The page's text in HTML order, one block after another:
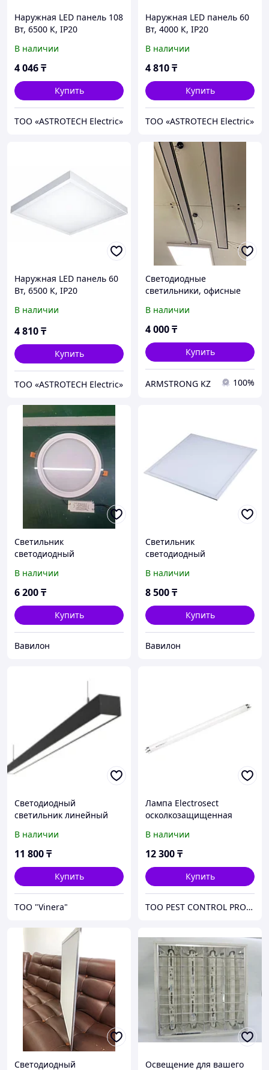
Наружная LED панель 108
Вт, 6500 К, IP20
В наличии
4 046₸
Купить
ТОО «ASTROTECH Electric»
Наружная LED панель 60
Вт, 4000 К, IP20
В наличии
4 810₸
Купить
ТОО «ASTROTECH Electric»
Наружная LED панель 60
Вт, 6500 К, IP20
В наличии
4 810₸
Купить
ТОО «ASTROTECH Electric»
Светодиодные
светильники, офисные
В наличии
4 000₸
Купить
ARMSTRONG KZ 100%
Светильник
светодиодный
В наличии
6 200₸
Купить
Вавилон
Светильник
светодиодный
В наличии
8 500₸
Купить
Вавилон
Светодиодный
светильник линейный
В наличии
11 800₸
Купить
TOO "Vinera"
Лампа Electrosect
осколкозащищенная
В наличии
12 300₸
Купить
TOO PEST CONTROL PRODUCTS
Светодиодный Освещение для вашего